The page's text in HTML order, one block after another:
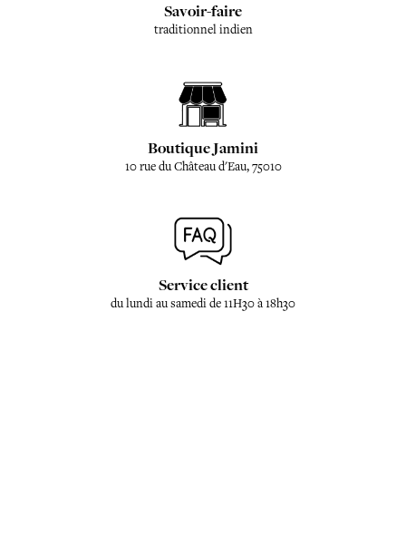
Savoir-faire
traditionnel indien
Boutique Jamini
10 rue du Château d'Eau, 75010
Service client
du lundi au samedi de 11H30 à 18h30